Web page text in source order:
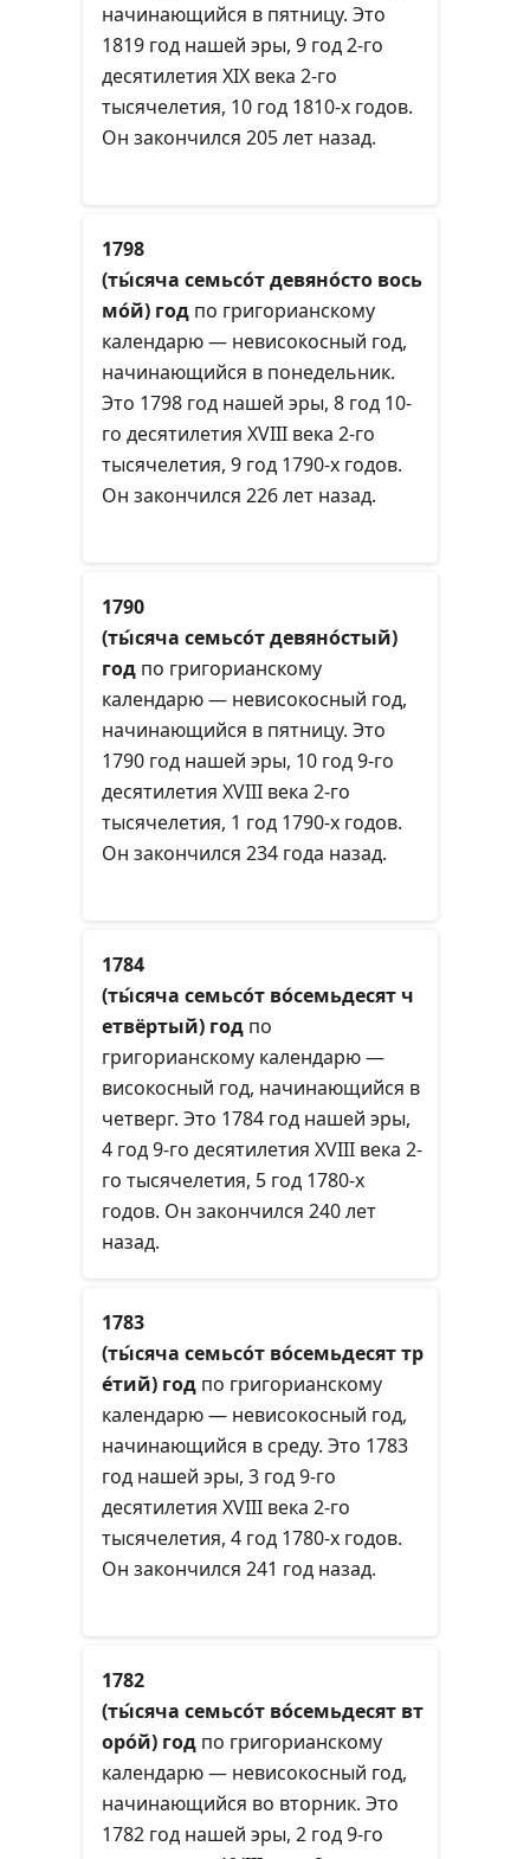
начинающийся в пятницу. Это
1819 год нашей эры, 9 год 2-го
десятилетия XIX века 2-го
тысячелетия, 10 год 1810-х годов.
Он закончился 205 лет назад.
1798
(ты́сяча семьсо́т девяно́сто вось
мо́й) год по григорианскому
календарю — невисокосный год,
начинающийся в понедельник.
Это 1798 год нашей эры, 8 год 10-
го десятилетия XVIII века 2-го
тысячелетия, 9 год 1790-х годов.
Он закончился 226 лет назад.
1790
(ты́сяча семьсо́т девяно́стый)
год по григорианскому
календарю — невисокосный год,
начинающийся в пятницу. Это
1790 год нашей эры, 10 год 9-го
десятилетия XVIII века 2-го
тысячелетия, 1 год 1790-х годов.
Он закончился 234 года назад.
1784
(ты́сяча семьсо́т во́семьдесят ч
етвёртый) год по
григорианскому календарю —
високосный год, начинающийся в
четверг. Это 1784 год нашей эры,
4 год 9-го десятилетия XVIII века 2-
го тысячелетия, 5 год 1780-х
годов. Он закончился 240 лет
назад.
1783
(ты́сяча семьсо́т во́семьдесят тр
е́тий) год по григорианскому
календарю — невисокосный год,
начинающийся в среду. Это 1783
год нашей эры, 3 год 9-го
десятилетия XVIII века 2-го
тысячелетия, 4 год 1780-х годов.
Он закончился 241 год назад.
1782
(ты́сяча семьсо́т во́семьдесят вт
оро́й) год по григорианскому
календарю — невисокосный год,
начинающийся во вторник. Это
1782 год нашей эры, 2 год 9-го